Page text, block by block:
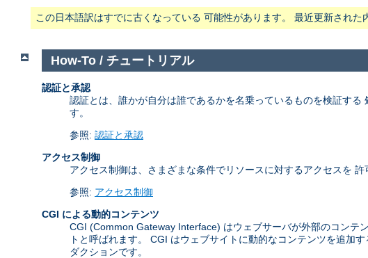
この日本語訳はすでに古くなっている 可能性があります。 最近更新された
How-To / チュートリアル
認証と承認
認証とは、誰かが自分は誰であるかを名乗っているものを検証す
す。
参照: 認証と承認
アクセス制御
アクセス制御は、さまざまな条件でリソースに対するアクセスを
参照: アクセス制御
CGI による動的コンテンツ
CGI (Common Gateway Interface) はウェブサーバが外部のコンテ
トと呼ばれます。 CGI はウェブサイトに動的なコンテンツを追加
ダクションです。